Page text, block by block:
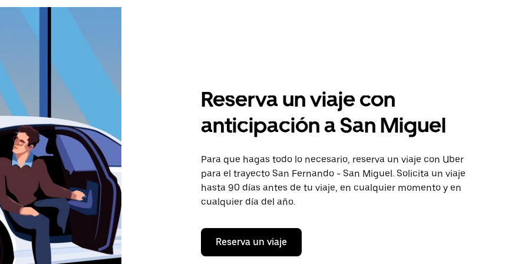
Reserva un viaje con
anticipación a San Miguel
Para que hagas todo lo necesario, reserva un viaje con Uber
para el trayecto San Fernando - San Miguel. Solicita un viaje
hasta 90 días antes de tu viaje, en cualquier momento y en
cualquier día del año.
Reserva un viaje